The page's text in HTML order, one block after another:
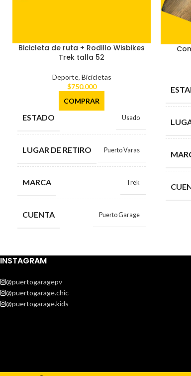
Bicicleta de ruta + Rodillo Wisbikes
Trek talla 52
Deporte, Bicicletas
$750.000
COMPRAR
ESTADO Usado
LUGAR DE RETIRO Puerto Varas
MARCA Trek
CUENTA Puerto Garage
INSTAGRAM
@puertogaragepv
@puertogarage.chic
@puertogarage.kids